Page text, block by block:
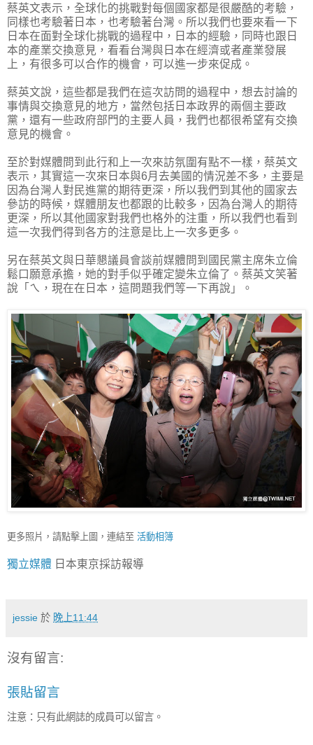
蔡英文表示，全球化的挑戰對每個國家都是很嚴酷的考驗，
同樣也考驗著日本，也考驗著台灣。所以我們也要來看一下
日本在面對全球化挑戰的過程中，日本的經驗，同時也跟日
本的產業交換意見，看看台灣與日本在經濟或者產業發展
上，有很多可以合作的機會，可以進一步來促成。
蔡英文說，這些都是我們在這次訪問的過程中，想去討論的
事情與交換意見的地方，當然包括日本政界的兩個主要政
黨，還有一些政府部門的主要人員，我們也都很希望有交換
意見的機會。
至於對媒體問到此行和上一次來訪氛圍有點不一樣，蔡英文
表示，其實這一次來日本與6月去美國的情況差不多，主要是
因為台灣人對民進黨的期待更深，所以我們到其他的國家去
參訪的時候，媒體朋友也都跟的比較多，因為台灣人的期待
更深，所以其他國家對我們也格外的注重，所以我們也看到
這一次我們得到各方的注意是比上一次多更多。
另在蔡英文與日華懇議員會談前媒體問到國民黨主席朱立倫
鬆口願意承擔，她的對手似乎確定變朱立倫了。蔡英文笑著
說「ㄟ，現在在日本，這問題我們等一下再說」。
更多照片，請點擊上圖，連結至 活動相簿
獨立媒體 日本東京採訪報導
jessie 於 晚上11:44
沒有留言:
張貼留言
注意：只有此網誌的成員可以留言。